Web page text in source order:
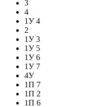
3
4
1У 4
2
1У 3
1У 5
1У 6
1У 7
4У
1П 7
1П 2
1П 6